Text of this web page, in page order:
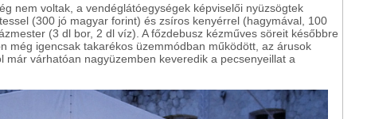
nem voltak, a vendéglátóegységek képviselői nyüzsögtek
(300 jó magyar forint) és zsíros kenyérrel (hagymával, 100
(3 dl bor, 2 dl víz). A főzdebusz kézműves söreit későbbre
még igencsak takarékos üzemmódban működött, az árusok
már várhatóan nagyüzemben keveredik a pecsenyeillat a